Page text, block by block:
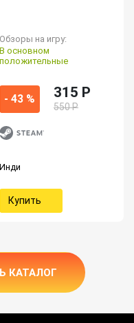
Обзоры на игру:
В основном
положительные
- 43 % 315 P
550 Р
Инди
Купить
КАТАЛОГ